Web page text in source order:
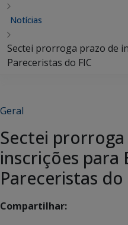
Notícias
Sectei prorroga prazo de
Pareceristas do FIC
Geral
Sectei
inscrições para
Pareceristas do
Compartilhar: